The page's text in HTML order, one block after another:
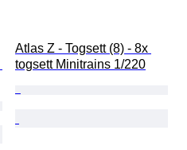
Atlas Z - Togsett (8) - 8x
togsett Minitrains 1/220